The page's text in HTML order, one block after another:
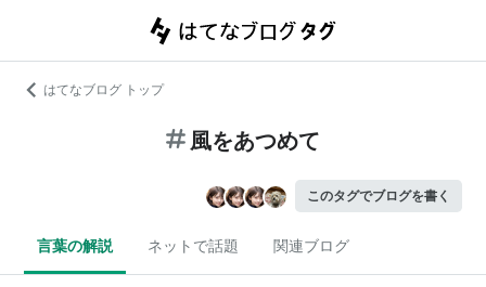
はてなブログ トップ
風をあつめて
このタグでブログを書く
言葉の解説 ネットで話題 関連ブログ